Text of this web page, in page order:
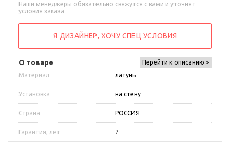
О товаре
Перейти к описанию >
Материал
латунь
Установка на стену
Страна РОССИЯ
Гарантия, лет 7
Наши менеджеры обязательно свяжутся с вами и уточнят
условия заказа
Я ДИЗАЙНЕР, ХОЧУ СПЕЦ УСЛОВИЯ